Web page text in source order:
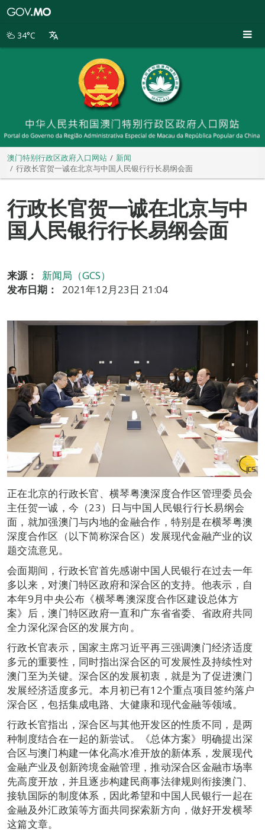
别
34°C
澳门特别行政区政府入口网站
新闻
行政长官贺一诚在北京与中国人民银行行长易纲会面
行政长官贺一诚在北京与中
国人民银行行长易纲会面
来源：
新闻局（GCS）
发布日期：
2021年12月23日 21:04
正在北京的行政长官、横琴粤澳深度合作区管理委员会
主任贺一诚，今（23）日与中国人民银行行长易纲会
面，就加强澳门与内地的金融合作，特别是在横琴粤澳
深度合作区（以下简称深合区）发展现代金融产业的议
题交流意见。
会面期间，行政长官首先感谢中国人民银行在过去一年
多以来，对澳门特区政府和深合区的支持。他表示，自
本年9月中央公布《横琴粤澳深度合作区建设总体方
案》后，澳门特区政府一直和广东省省委、省政府共同
全力深化深合区的发展方向。
行政长官表示，国家主席习近平再三强调澳门经济适度
多元的重要性，同时指出深合区的可发展性及持续性对
澳门至为关键。深合区的发展初衷，就是为了促进澳门
发展经济适度多元。本月初已有12个重点项目签约落户
深合区，包括集成电路、大健康和现代金融等领域。
行政长官指出，深合区与其他开发区的性质不同，是两
种制度结合在一起的新尝试。《总体方案》明确提出深
合区与澳门构建一体化高水准开放的新体系，发展现代
金融产业及创新跨境金融管理，推动深合区金融市场率
先高度开放，并且逐步构建民商事法律规则衔接澳门、
接轨国际的制度体系，因此希望和中国人民银行一起在
金融及外汇政策等方面共同探索新方向，做好开发横琴
这篇文章。